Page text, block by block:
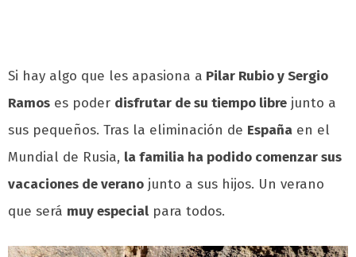
Si hay algo que les apasiona a Pilar Rubio y Sergio
Ramos es poder disfrutar de su tiempo libre junto a
sus pequeños. Tras la eliminación de España en el
Mundial de Rusia, la familia ha podido comenzar sus
vacaciones de verano junto a sus hijos. Un verano
que será muy especial para todos.